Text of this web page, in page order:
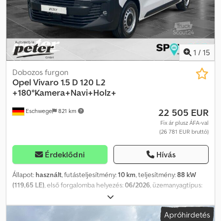
tévedés és az előzetes eladás jogát fenntartjuk. Szívesen
beszámítjuk régi járművét. Finanszírozás / lízing akár önerő nélkül
is lehetséges! További kérdése van? Szívesen adunk tanácsot!
1 / 15
Eschwege 821 km
Dobozos furgon
OpelVivaro 1.5 D 120 L2
+180°Kamera+Navi+Holz+
22 505 EUR
Fix ár plusz ÁFA-val
(26 781 EUR bruttó)
Érdeklődni Hívás
Állapot: használt, futásteljesítmény:10 km, teljesítmény:88 kW
(119,65 LE), első forgalomba helyezés:06/2026, üzemanyagtípus:
, maximális teherbírás:
össztömeg:2 830 kg, tengelytáv:3 275 mm, következő vizsga
, vezetőfülke:egyéb,
Apróhirdetés